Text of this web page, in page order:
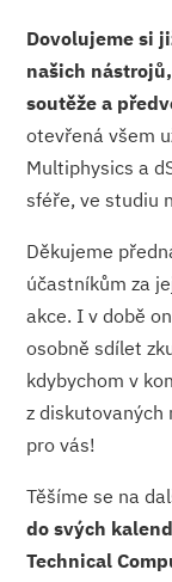
Dovolujeme si
našich
soutěže a
otevřená všem
Multiphysics a
sféře, ve studiu
Děkujeme
účastníkům za
akce. I v době
osobně sdílet
kdybychom v
z diskutovaných
pro vás!
Těšíme se na
do svých
Technical